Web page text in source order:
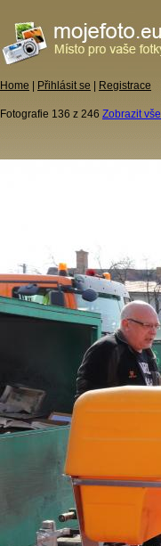
Home Přihlásit se Registrace
Fotografie 136 z 246 Zobrazit vše